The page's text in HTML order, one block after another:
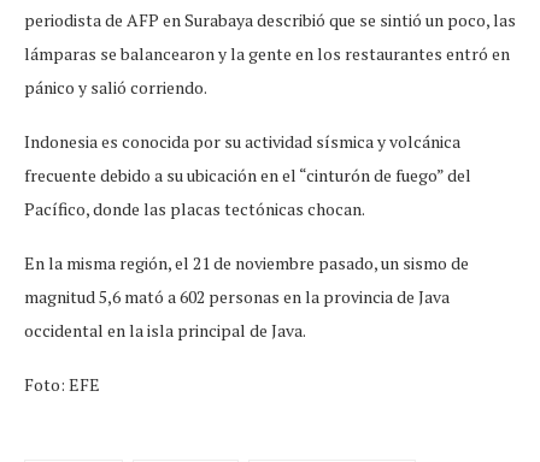
periodista de AFP en Surabaya describió que se sintió un poco, las
lámparas se balancearon y la gente en los restaurantes entró en
pánico y salió corriendo.
Indonesia es conocida por su actividad sísmica y volcánica
frecuente debido a su ubicación en el “cinturón de fuego” del
Pacífico, donde las placas tectónicas chocan.
En la misma región, el 21 de noviembre pasado, un sismo de
magnitud 5,6 mató a 602 personas en la provincia de Java
occidental en la isla principal de Java.
Foto: EFE